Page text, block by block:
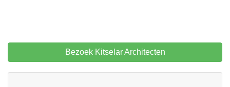
Bezoek Kitselar Architecten